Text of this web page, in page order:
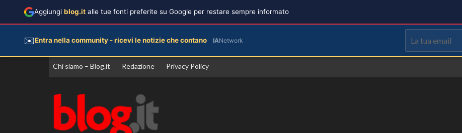
Vai
Chi siamo – Blog.it Redazione Privacy Policy
Aggiungi blog.it alle tue fonti preferite su Google per restare sempre informato
✉️Entra nella community - ricevi le notizie che contano IANetwork